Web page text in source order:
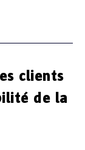
clients
de la